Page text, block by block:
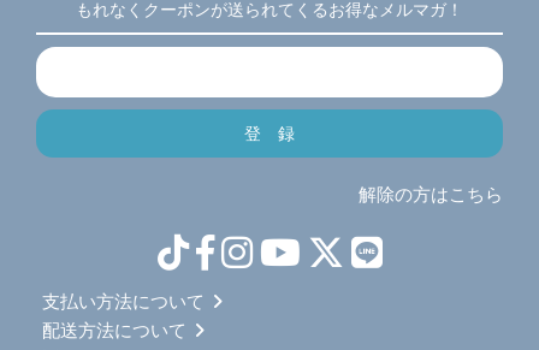
もれなくクーポンが送られてくるお得なメルマガ！
解除の方はこちら
支払い方法について
配送方法について